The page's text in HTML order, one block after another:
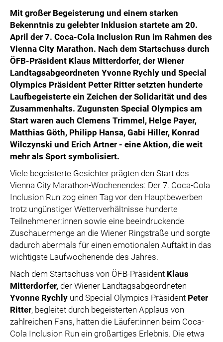
LOGOS
COCA COLA
PRESSEKONTAKT
Mit großer Begeisterung und einem starken
Bekenntnis zu gelebter Inklusion startete am 20.
April der 7. Coca-Cola Inclusion Run im Rahmen des
Vienna City Marathon. Nach dem Startschuss durch
ÖFB-Präsident Klaus Mitterdorfer, der Wiener
Landtagsabgeordneten Yvonne Rychly und Special
Olympics Präsident Petter Ritter setzten hunderte
Laufbegeisterte ein Zeichen der Solidarität und des
Zusammenhalts. Zugunsten Special Olympics am
Start waren auch Clemens Trimmel, Helge Payer,
Matthias Göth, Philipp Hansa, Gabi Hiller, Konrad
Wilczynski und Erich Artner - eine Aktion, die weit
mehr als Sport symbolisiert.
Viele begeisterte Gesichter prägten den Start des
Vienna City Marathon-Wochenendes: Der 7. Coca-Cola
Inclusion Run zog einen Tag vor den Hauptbewerben
trotz ungünstiger Wetterverhältnisse hunderte
Teilnehmener:innen sowie eine beeindruckende
Zuschauermenge an die Wiener Ringstraße und sorgte
dadurch abermals für einen emotionalen Auftakt in das
wichtigste Laufwochenende des Jahres.
Nach dem Startschuss von ÖFB-Präsident Klaus
Mitterdorfer, der Wiener Landtagsabgeordneten
Yvonne Rychly und Special Olympics Präsident Peter
Ritter, begleitet durch begeisterten Applaus von
zahlreichen Fans, hatten die Läufer:innen beim Coca-
Cola Inclusion Run ein großartiges Erlebnis. Die etwa